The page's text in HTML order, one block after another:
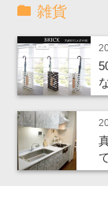
雑貨